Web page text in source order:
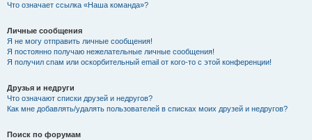
Что означает ссылка «Наша команда»?
Личные сообщения
Я не могу отправить личные сообщения!
Я постоянно получаю нежелательные личные сообщения!
Я получил спам или оскорбительный email от кого-то с этой конференции!
Друзья и недруги
Что означают списки друзей и недругов?
Как мне добавлять/удалять пользователей в списках моих друзей и недругов?
Поиск по форумам